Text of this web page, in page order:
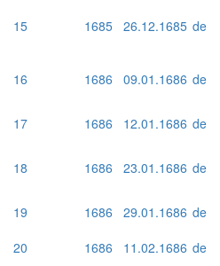
15 1685 26.12.1685 de
16 1686 09.01.1686 de
17 1686 12.01.1686 de
18 1686 23.01.1686 de
19 1686 29.01.1686 de
20
1686 11.02.1686 de